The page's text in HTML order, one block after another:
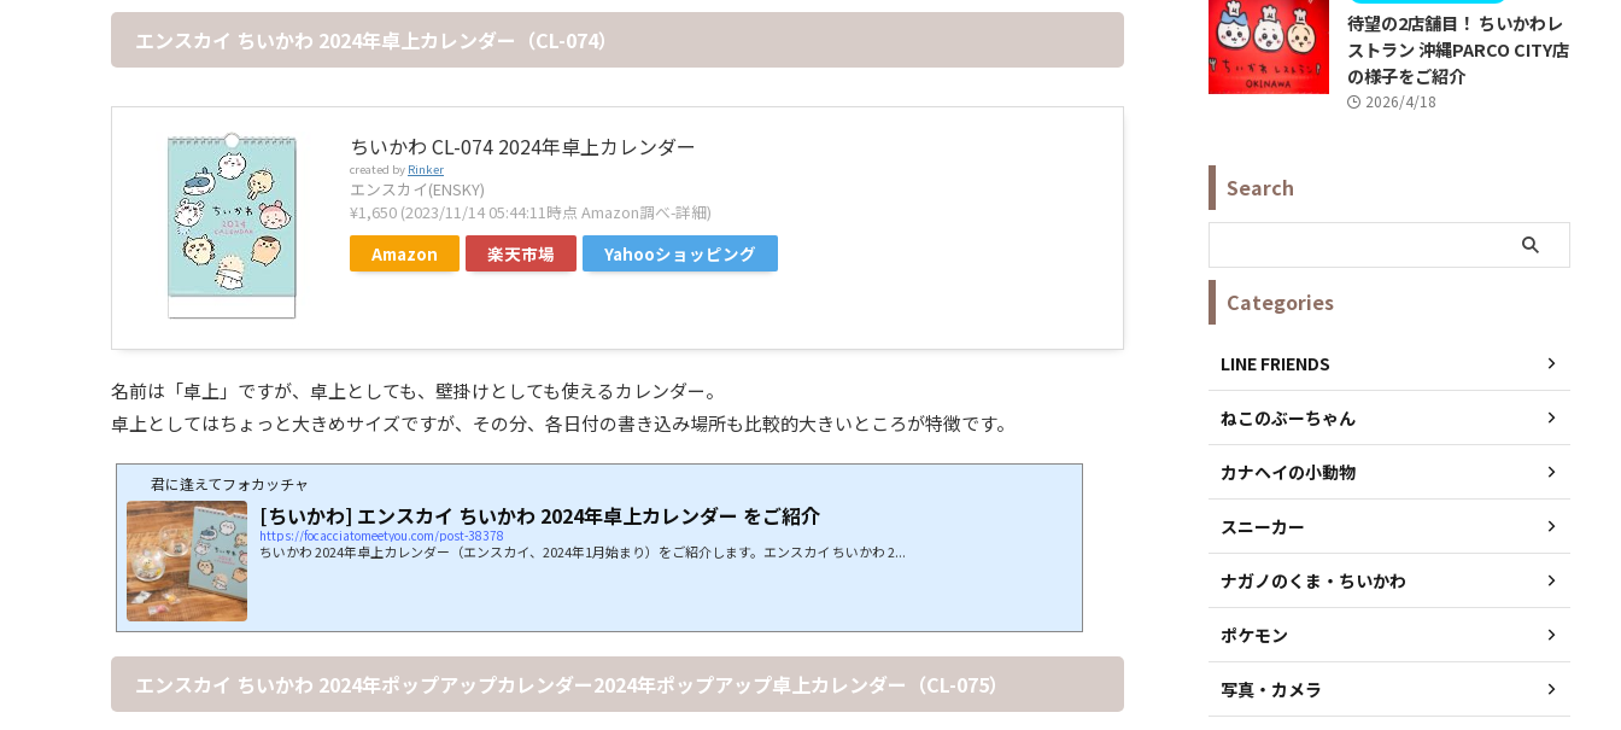
エンスカイ ちいかわ 2024年卓上カレンダー（CL-074）
ちいかわ CL-074 2024年卓上カレンダー
created by Rinker
エンスカイ(ENSKY)
¥1,650 (2023/11/14 05:44:11時点 Amazon調べ-詳細)
Amazon 楽天市場 Yahooショッピング
名前は「卓上」ですが、卓上としても、壁掛けとしても使えるカレンダー。
卓上としてはちょっと大きめサイズですが、その分、各日付の書き込み場所も比較的大きいところが特徴です。
君に逢えてフォカッチャ
[ちいかわ] エンスカイ ちいかわ 2024年卓上カレンダー をご紹介
https://focacciatomeetyou.com/post-38378
ちいかわ 2024年卓上カレンダー（エンスカイ、2024年1月始まり）をご紹介します。エンスカイ ちいかわ 2...
エンスカイ ちいかわ 2024年ポップアップカレンダー2024年ポップアップ卓上カレンダー（CL-075）
待望の2店舗目！ ちいかわレ
ストラン 沖縄PARCO CITY店
の様子をご紹介
2026/4/18
Search
Categories
LINE FRIENDS
ねこのぶーちゃん
カナヘイの小動物
スニーカー
ナガノのくま・ちいかわ
ポケモン
写真・カメラ